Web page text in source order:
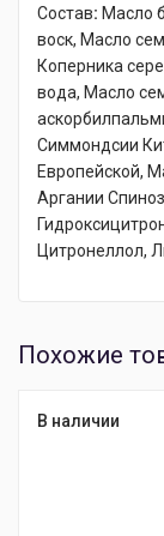
Состав: Масло
воск, Масло
Коперника
вода, Масло
Симмондсии
Европейской,
Аргании
Цитронеллол,
Похожие
В наличии